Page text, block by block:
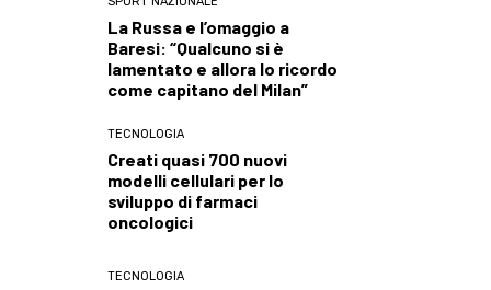
La Russa e l’omaggio a
Baresi: “Qualcuno si è
lamentato e allora lo ricordo
come capitano del Milan”
TECNOLOGIA
Creati quasi 700 nuovi
modelli cellulari per lo
sviluppo di farmaci
oncologici
TECNOLOGIA